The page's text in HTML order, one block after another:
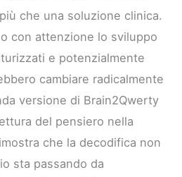
che una soluzione clinica.
con attenzione lo sviluppo
e potenzialmente
cambiare radicalmente
versione di Brain2Qwerty
del pensiero nella
che la decodifica non
sta passando da